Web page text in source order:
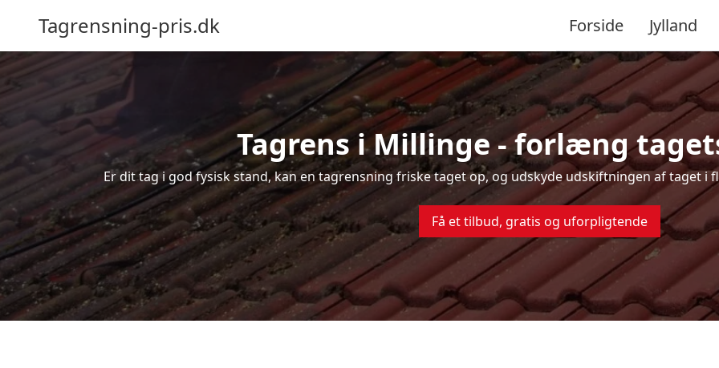
Tagrensning-pris.dk Forside Jylland
Tagrens i Millinge - forlæng
Er dit tag i god fysisk stand, kan en tagrensning friske taget op, og udskyde udskiftningen af taget i
Få et tilbud, gratis og uforpligtende